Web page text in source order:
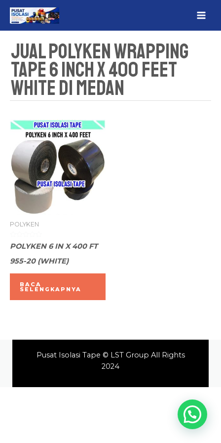
Jual Polyken Wrapping
Tape 6 Inch x 400 Feet
White Di Medan
POLYKEN
Dinilai
0
5
POLYKEN 6 IN X 400 FT
955-20 (WHITE)
BACA
SELENGKAPNYA
Pusat Isolasi Tape © LST Group All Rights
2024